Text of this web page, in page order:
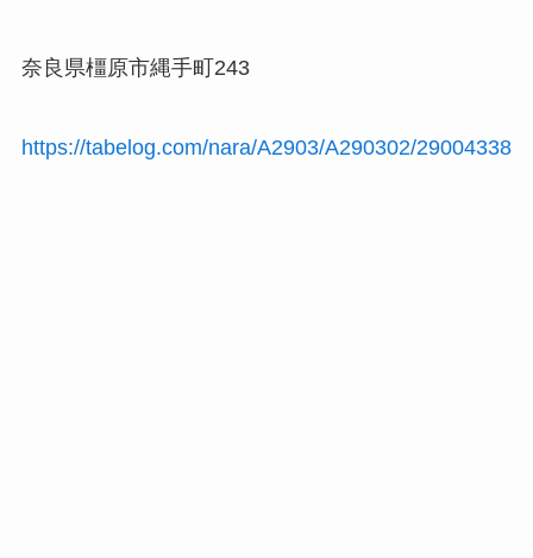
奈良県橿原市縄手町243
https://tabelog.com/nara/A2903/A290302/29004338